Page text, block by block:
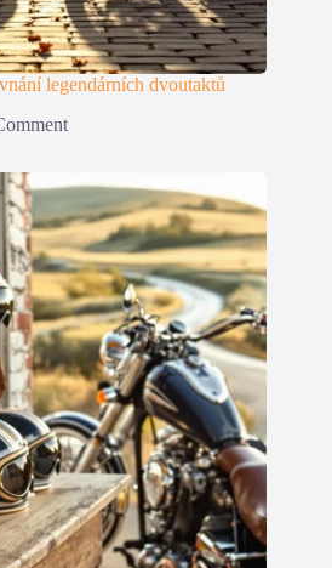
legendárních dvoutaktů